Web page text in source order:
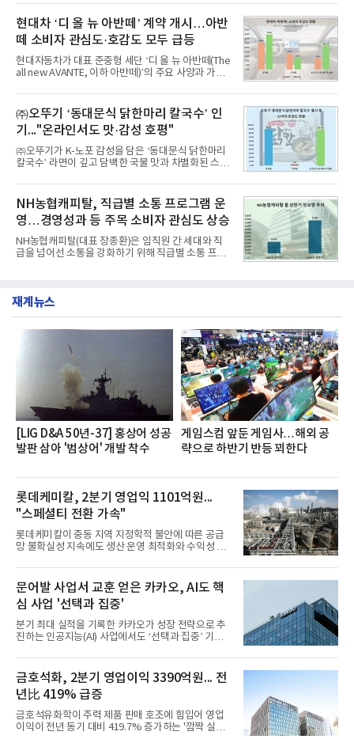
디교육, 대교, 디지
이 순으로 뒤를 이었다.7일 한국기업평판연구소(소장
구창환)는 산업통상자원부 공공기관 41개 브랜드를
대상으로 지난 7월 7일부터 8월 7일까지 수집된 소비
자 빅데이터 91,102,549건을 분석한 결과, 한국전력
공사가 브랜드평판지수 10,670,633을 기록하며 8월
1위에 올랐다고 밝혔다. 분석에 활용된 빅데이터는 지
난 7월(88,893,823건) 대비 2.48% 증가한 수치다.연
수력원자력, 한국석
현대차 ‘디 올 뉴 아반떼’ 계약 개시…아반
떼 소비자 관심도·호감도 모두 급등
현대자동차가 대표 준중형 세단 ‘디 올 뉴 아반떼(The
all new AVANTE, 이하 아반떼)’의 주요 사양과 가격
떼는 6년 만에 선보이는 8세대 완전변경 모델로, ▲정
교한 선과 면을 중심으로 완성한 파격적인 디자인 ▲
과거 중형 세단 수준으로 확대된 차체 제원 ▲글로벌
최고 수준의 안전성 ▲성능과 효율을 동시에 높인 주
행 완성도 ▲첨단 편의 및 디지털 사양 적용 등을 통해
글로벌 준중형 세단의 새로운 기준을 세웠다.아반떼
는 가솔린 2.0과 1.6 하이브리드 두 가지 파워트레인
넘
㈜오뚜기 ‘동대문식 닭한마리 칼국수’ 인
기..."온라인서도 맛·감성 호평"
㈜오뚜기가 K-노포 감성을 담은 ‘동대문식 닭한마리
칼국수’ 라면이 깊고 담백한 국물 맛과 차별화된 스토
혔다.‘동대문식 닭한마리 칼국수’는 예상을 뛰어넘는
소비자 호응에 힘입어 지난 7월 13일 첫 선을 보인 지
단 18일 만에 누적 판매량 50만 개를 돌파하는 성과를
거두었다.이번 신제품은 개발진이 전국의 닭한마리
전문점을 직접 찾아 다니며 최적의 육수 비율을 완성
했다. 자극적이지 않으면서도 깊은 닭육수에 마늘의
개운한 풍미를 더했으며, 국물이 잘 배어들면서도 쫄
서도
NH농협캐피탈, 직급별 소통 프로그램 운
영…경영성과 등 주목 소비자 관심도 상승
NH농협캐피탈(대표 장종환)은 임직원 간 세대와 직
급을 넘어선 소통을 강화하기 위해 직급별 소통 프로
영지원부 홍보팀과 2026년 새로이(e)＊가 공동 주관
쳐 진행됐다.참고로 새로이(e)는 NH농협캐피탈 MZ
세대들로(과장~계장) 구성된 자율 참여조직으로, 조
직문화 혁신과 업무 효율성 향상을 위한 다양한 활동
을 추진하며,새로운 변화와 이로운 영향력을 조직전
반에 전파하는 역할
재계뉴스
[LIG D&A 50년-37] 홍상어 성공
발판 삼아 '범상어' 개발 착수
게임스컴 앞둔 게임사…해외 공
략으로 하반기 반등 꾀한다
롯데케미칼, 2분기 영업익 1101억원...
"스페셜티 전환 가속"
롯데케미칼이 중동 지역 지정학적 불안에 따른 공급
망 불확실성 지속에도 생산 운영 최적화와 수익성 중
어갔다.롯데케미칼이 2026년 2분기 연결 기준 매출
액 5조6864억원, 영업이익 1101억원을 기록했다고 7
일 밝혔다. 사업별로는 기초화학 부문(롯데케미칼 기
초소재사업·LC타이탄·LC USA·롯데대산석화)이 매
출 3조9403억원, 영업이익 23억원을 기록했다. 정기
보수 영향과 원료 가격 변동에 따른 래깅 효과로 전분
기 대비 수익성은 둔화됐지만 흑자 전환 흐름을 유지
우호적인 환율 효과
문어발 사업서 교훈 얻은 카카오, AI도 핵
심 사업 '선택과 집중'
분기 최대 실적을 기록한 카카오가 성장 전략으로 추
진하는 인공지능(AI) 사업에서도 ‘선택과 집중’ 기조
라 투자에 나서는 것과 달리, 카카오는 ‘카카오톡’이
라는 플랫폼 경쟁력을 활용한 AI 에이전트 서비스에
집중하는 전략이다. 과거 무리한 사업 확장 과정에서
겪었던 시행착오를 되풀이하지 않고 핵심 역량에 집
중하겠다는 취지로 풀이된다.7일 업계에 따르면 카카
오는 올해 2분기 연결 기준 매출 2조985억원, 영업이
익 2770억원을 기록했다. 전년 동기 대비 매출과 영업
금호석화, 2분기 영업이익 3390억원... 전
년比 419% 급증
금호석유화학이 주력 제품 판매 호조에 힘입어 영업
이익이 전년 동기 대비 419.7% 증가하는 '깜짝 실